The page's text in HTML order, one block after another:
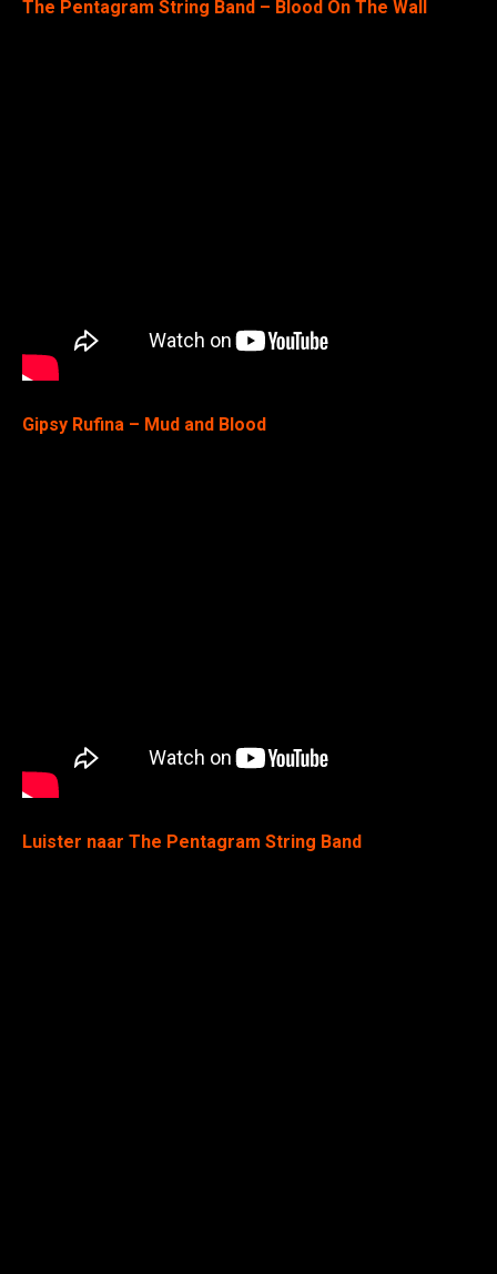
The Pentagram String Band – Blood On The Wall
Gipsy Rufina – Mud and Blood
Luister naar The Pentagram String Band